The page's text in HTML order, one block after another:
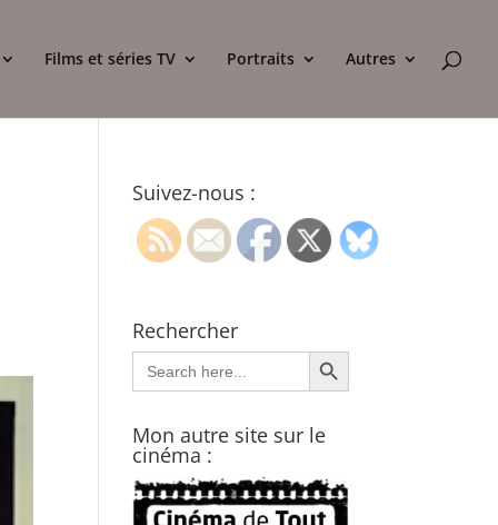
Films et séries TV Portraits Autres
Suivez-nous :
Rechercher
Search
for:
Search Button
Mon autre site sur le
cinéma :